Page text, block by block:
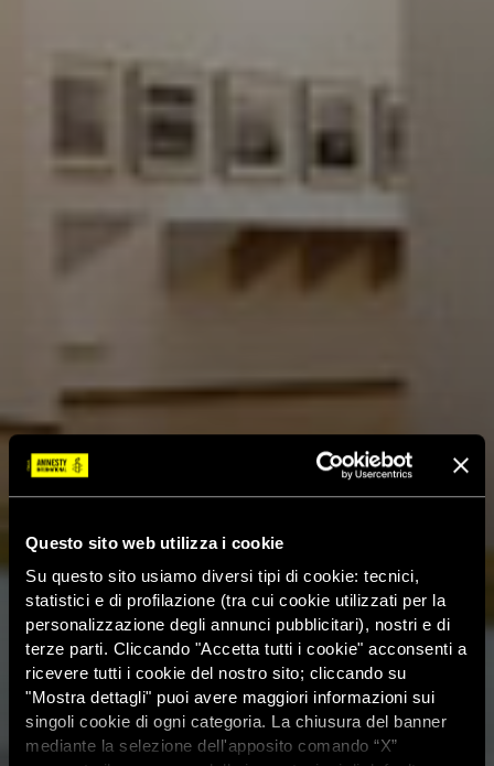
Questo sito web utilizza i cookie
Su questo sito usiamo diversi tipi di cookie: tecnici,
statistici e di profilazione (tra cui cookie utilizzati per la
personalizzazione degli annunci pubblicitari), nostri e di
terze parti. Cliccando "Accetta tutti i cookie" acconsenti a
ricevere tutti i cookie del nostro sito; cliccando su
"Mostra dettagli" puoi avere maggiori informazioni sui
singoli cookie di ogni categoria. La chiusura del banner
mediante la selezione dell'apposito comando “X”